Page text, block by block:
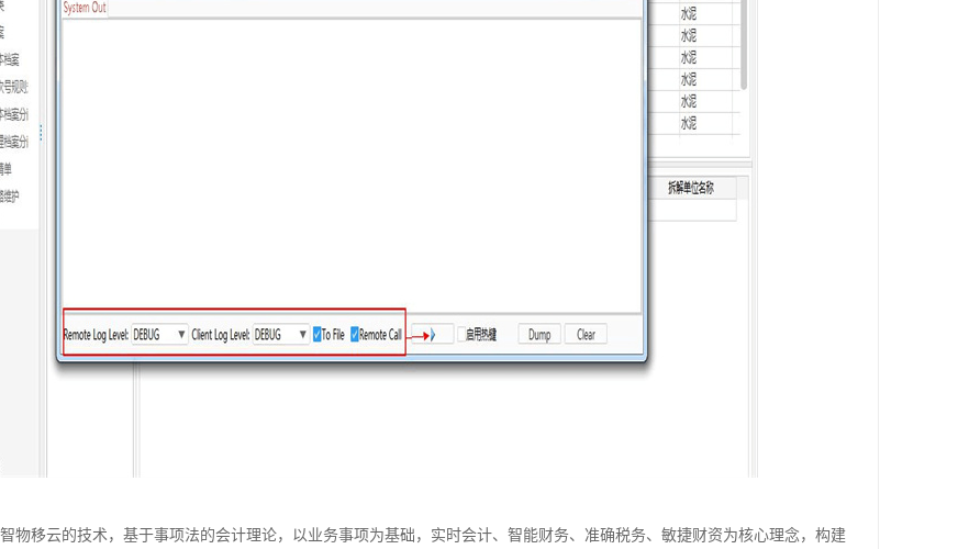
物移云的技术，基于事项法的会计理论，以业务事项为基础，实时会计、智能财务、准确税务、敏捷财资为核心理念，构建